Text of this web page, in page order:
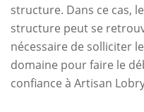
structure. Dans ce cas,
structure peut se
nécessaire de solliciter
domaine pour faire le
confiance à Artisan